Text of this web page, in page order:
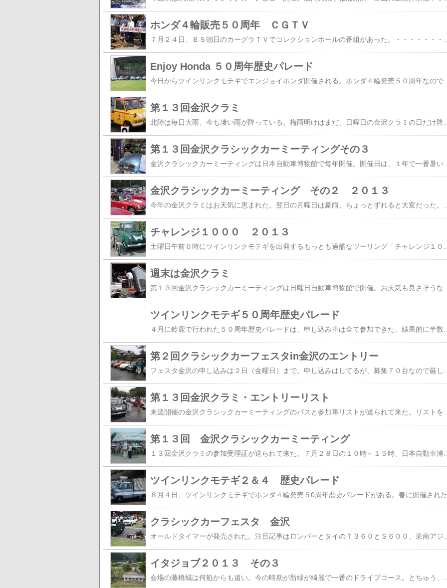
ホンダ４輪販売５０周年 ＣＧＴＶ
Enjoy Honda ５０周年歴史パレード
今日からツインリンクモテギでエンジョイホンダ開催される。ホンダ４輪発売５０周年なので、５０周年歴史パレードも有る。エンジョイホンダのＨＰに。Ｔ３６０は歴史パレード参加車を含めて数台見学に行くようだ。Ｓは何台か不明だが、三重県のＳ８００Ｍさんはすでに出発している。Ｓ８００Ｍさんはコレクションホールが楽しみだと言っていた。中部より西で・・・・茂木は遠い。「Ｔ３６０友の会」を茂木で開催すると連絡いただいた時、日本地図で茂木を探したぐらいで、普通、茂木なんて地名知らない。茂木コレクションホール。よほどの機会が無いとおいそれとは行けない。何処の高速ＩＣからでも下道は１時間ぐらいある。５０年前の３６０ｃｃ軽トラで北陸から自走参加とは、我ながらあきれる。このＩＣ到着時にはガッツポーズ、良く走った、素晴らしい。関東平野の広さにもあきれる。福井～茂木、故障はヘッドライト切れぐらい、Ｔ３６０は丈夫なエンジンだ。
第１３回金沢クラミ
第１３回金沢クラシックカーミーティングその３
金沢クラシックカーミーティング その２ ２０１３
チャレンジ１０００ ２０１３
週末は金沢クラミ
ツインリンクモテギ５０周年歴史パレード
第２回クラシックカーフェスタin金沢のエントリー
第１３回金沢クラミ・エントリーリスト
第１３回 金沢クラシックカーミーティング
１３回金沢クラミの参加受理証が送られて来た。７月２８日の１０時～１５時、日本自動車博物館で開催される。参加台数２００台。第１回から７月第４週の１年で一番暑い時期に開催。日本自動車博物館の前は金沢市内の公園で行われていた。旧会場での開催の挨拶、太田会長。「１年で一番暑い時期に旧車イベントを開催することに意義が有る・・・」の、挨拶なので、７月第４週は固定している。現在は日本自動車博物館。博物館には５００台の名車珍車が展示されてる。毎年、自動車博物館に無いような車で参加を目標にしている方も。これはハードルが、もの凄く高くなる。昨年参加していたダイハツＤＢ１、大阪万博用に開発されたバッテリーミゼット。ナンバーつきの実動車。今売り出しても売れそうなデザイン。これは自動車博物館にも無い、今年は何が現れるか？古い金沢クラミのブログ。 Ｔ３６０初めてのイベント参加は金沢だったと思う。 最初のイベント参加の写真。
ツインリンクモテギ２＆４ 歴史パレード
クラシックカーフェスタ 金沢
イタジョブ２０１３ その３